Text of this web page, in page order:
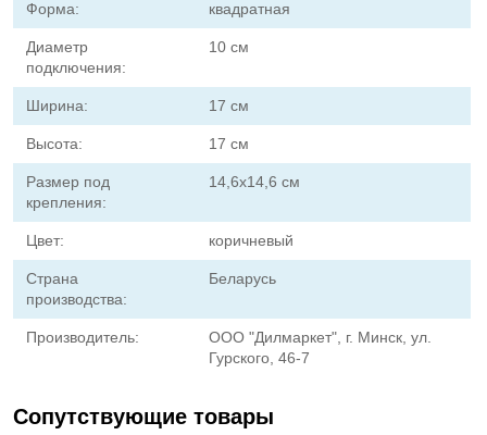
Форма: квадратная
Диаметр
подключения:
10 см
Ширина: 17 см
Высота: 17 см
Размер под
крепления:
14,6х14,6 см
Цвет: коричневый
Страна
производства:
Беларусь
Производитель:
ООО "Дилмаркет", г. Минск, ул.
Гурского, 46-7
Сопутствующие товары